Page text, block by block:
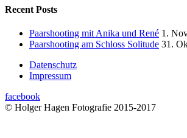
Recent Posts
Paarshooting mit Anika und René 1.
Paarshooting am Schloss Solitude 31.
Datenschutz
Impressum
facebook
© Holger Hagen Fotografie 2015-2017